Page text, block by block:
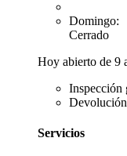
Domingo:
Cerrado
Hoy abierto de 9
Inspección
Servicios